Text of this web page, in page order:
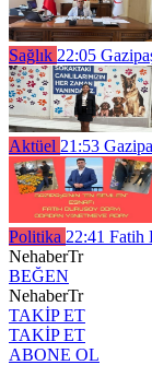
Sağlık 22:05
Aktüel 21:53
Politika 22:41 Fatih
NehaberTr
BEĞEN
NehaberTr
TAKİP ET
TAKİP ET
ABONE OL